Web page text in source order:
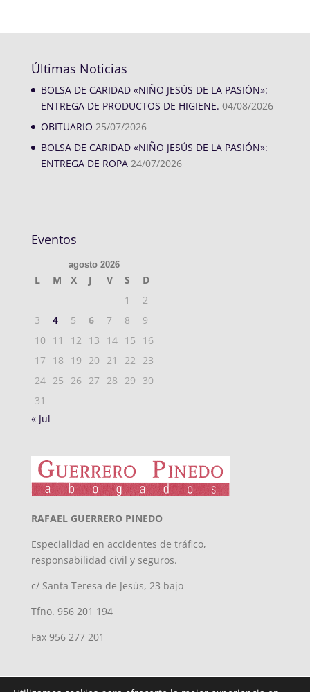
Últimas Noticias
BOLSA DE CARIDAD «NIÑO JESÚS DE LA PASIÓN»:
ENTREGA DE PRODUCTOS DE HIGIENE. 04/08/2026
OBITUARIO 25/07/2026
BOLSA DE CARIDAD «NIÑO JESÚS DE LA PASIÓN»:
ENTREGA DE ROPA 24/07/2026
Eventos
agosto 2026
L M X J V S
D
1
2
3
4 5 6 7 8
9
10
11 12 13 14 15
16
17
18 19 20 21 22
23
24 25 26 27 28 29
30
31
« Jul
RAFAEL GUERRERO PINEDO
Especialidad en accidentes de tráfico,
responsabilidad civil y seguros.
c/ Santa Teresa de Jesús, 23 bajo
Tfno. 956 201 194
Fax 956 277 201